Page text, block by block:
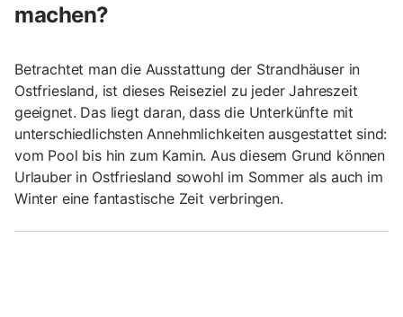
machen?
Betrachtet man die Ausstattung der Strandhäuser in
Ostfriesland, ist dieses Reiseziel zu jeder Jahreszeit
geeignet. Das liegt daran, dass die Unterkünfte mit
unterschiedlichsten Annehmlichkeiten ausgestattet sind:
vom Pool bis hin zum Kamin. Aus diesem Grund können
Urlauber in Ostfriesland sowohl im Sommer als auch im
Winter eine fantastische Zeit verbringen.